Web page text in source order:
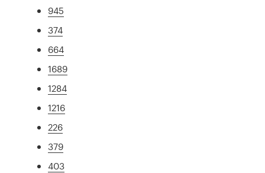
945
374
664
1689
1284
1216
226
379
403